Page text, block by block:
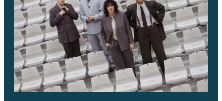
Skip navigatie